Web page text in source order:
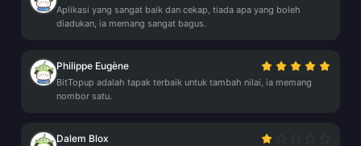
Aplikasi yang sangat baik dan cekap, tiada apa yang boleh
diadukan, ia memang sangat bagus.
Philippe Eugène
BitTopup adalah tapak terbaik untuk tambah nilai, ia memang
nombor satu.
Dalem Blox